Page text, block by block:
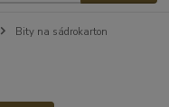
Bity na sádrokarton